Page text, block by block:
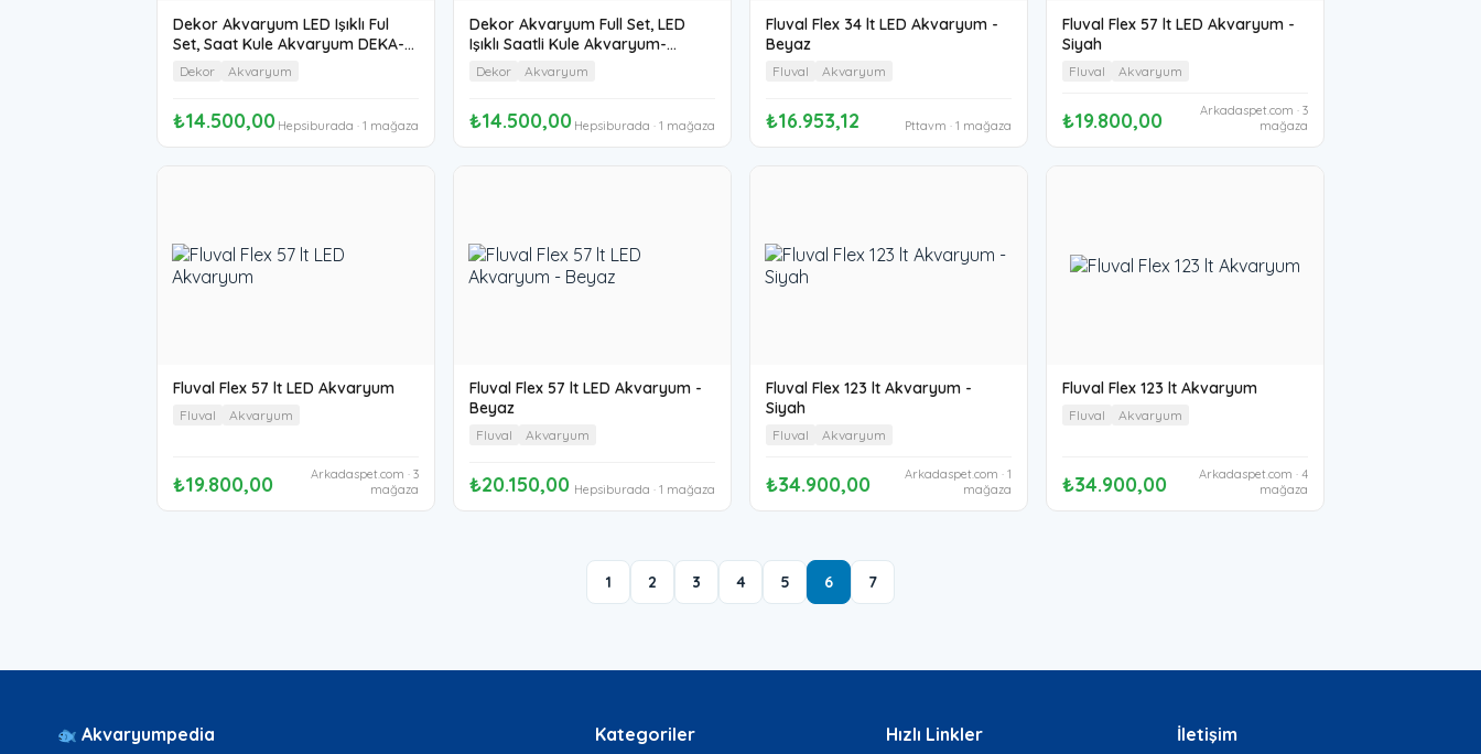
Dekor Akvaryum LED Işıklı Ful
Set, Saat Kule Akvaryum DEKA-
378 Ekru Krem
Dekor Akvaryum
₺14.500,00 Hepsiburada · 1 mağaza
Dekor Akvaryum Full Set, LED
Işıklı Saatli Kule Akvaryum-
Rozalya
Dekor Akvaryum
₺14.500,00 Hepsiburada · 1 mağaza
Fluval Flex 34 lt LED Akvaryum -
Beyaz
Fluval Akvaryum
₺16.953,12 Pttavm · 1 mağaza
Fluval Flex 57 lt LED Akvaryum -
Siyah
Fluval Akvaryum
₺19.800,00
Arkadaspet.com · 3
mağaza
Fluval Flex 57 lt LED Akvaryum
Fluval Akvaryum
₺19.800,00
Arkadaspet.com · 3
mağaza
Fluval Flex 57 lt LED Akvaryum -
Beyaz
Fluval Akvaryum
₺20.150,00 Hepsiburada · 1 mağaza
Fluval Flex 123 lt Akvaryum -
Siyah
Fluval Akvaryum
₺34.900,00
Arkadaspet.com · 1
mağaza
Fluval Flex 123 lt Akvaryum
Fluval Akvaryum
₺34.900,00
Arkadaspet.com · 4
mağaza
1 2 3 4 5 6 7
Akvaryumpedia Kategoriler Hızlı Linkler İletişim